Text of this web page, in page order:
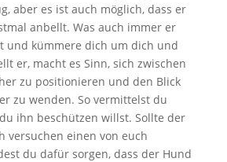
aber es ist auch möglich, dass er
anbellt. Was auch immer er
und kümmere dich um dich und
er, macht es Sinn, sich zwischen
zu positionieren und den Blick
zu wenden. So vermittelst du
ihn beschützen willst. Sollte der
versuchen einen von euch
du dafür sorgen, dass der Hund